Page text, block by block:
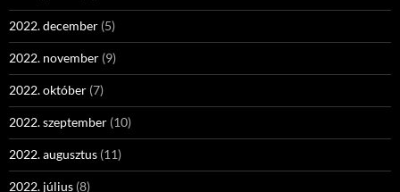
2022. december (5)
2022. november (9)
2022. október (7)
2022. szeptember (10)
2022. augusztus (11)
2022. július (8)